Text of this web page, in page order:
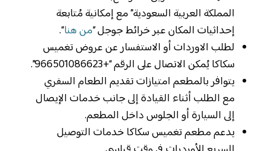
المملكة العربية السعودية” مع إمكانية مُتابعة
إحداثيات المكان عبر خرائط جوجل “من هنا“.
لطلب الاوردات أو الاستفسار عن عروض تغميس
سكاكا يُمكن الاتصال على الرقم “+966501086623”.
يتوافر بالمطعم امتيازات تقديم الطعام السفري
مع الطلب أثناء القيادة إلى جانب خدمات الإيصال
إلى السيارة أو الجلوس داخل المطعم.
يدعم مطعم تغميس سكاكا خدمات التوصيل